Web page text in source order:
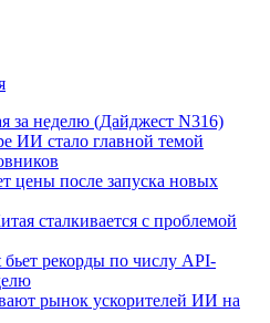
за неделю (Дайджест N316)
ИИ стало главной темой
цены после запуска новых
сталкивается с проблемой
рекорды по числу API-
рынок ускорителей ИИ на